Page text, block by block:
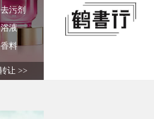
去污剂
浴液
香料
让 >>